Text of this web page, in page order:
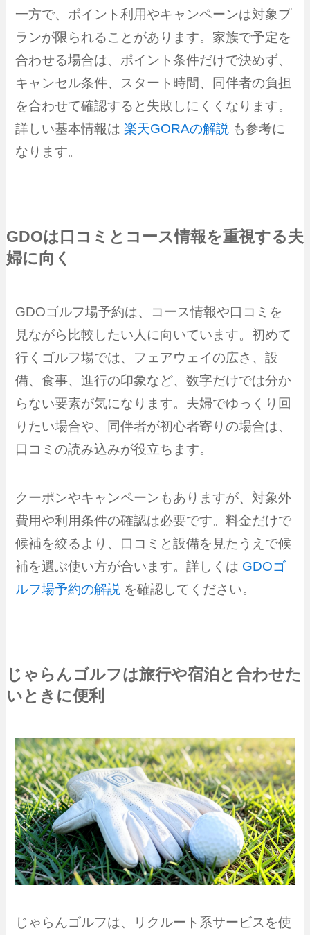
一方で、ポイント利用やキャンペーンは対象プ
ランが限られることがあります。家族で予定を
合わせる場合は、ポイント条件だけで決めず、
キャンセル条件、スタート時間、同伴者の負担
を合わせて確認すると失敗しにくくなります。
詳しい基本情報は楽天GORAの解説 も参考に
なります。
GDOは口コミとコース情報を重視する夫
婦に向く
GDOゴルフ場予約は、コース情報や口コミを
見ながら比較したい人に向いています。初めて
行くゴルフ場では、フェアウェイの広さ、設
備、食事、進行の印象など、数字だけでは分か
らない要素が気になります。夫婦でゆっくり回
りたい場合や、同伴者が初心者寄りの場合は、
口コミの読み込みが役立ちます。
クーポンやキャンペーンもありますが、対象外
費用や利用条件の確認は必要です。料金だけで
候補を絞るより、口コミと設備を見たうえで候
補を選ぶ使い方が合います。詳しくは GDOゴ
ルフ場予約の解説 を確認してください。
じゃらんゴルフは旅行や宿泊と合わせた
いときに便利
じゃらんゴルフは、リクルート系サービスを使